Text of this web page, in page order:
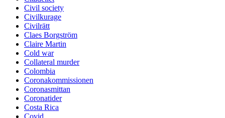
Civil society
Civilkurage
Civilrätt
Claes Borgström
Claire Martin
Cold war
Collateral murder
Colombia
Coronakommissionen
Coronasmittan
Coronatider
Costa Rica
Covid